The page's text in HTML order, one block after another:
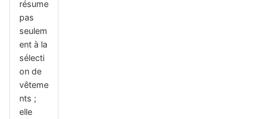
résume
pas
seulem
ent à la
sélecti
on de
vêteme
nts ;
elle